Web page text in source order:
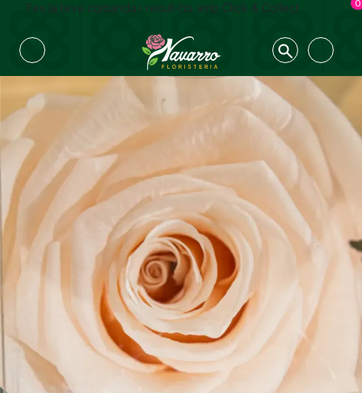
Fes la teva comanda i recull-ho amb Click & Collect 0